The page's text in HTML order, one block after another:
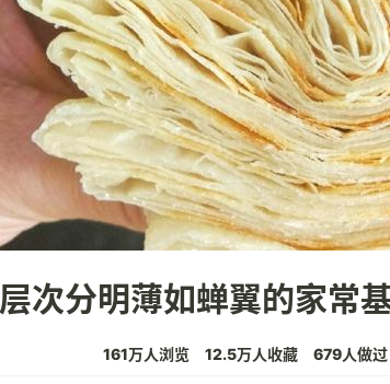
层次分明薄如蝉翼的家常
161万人浏览 12.5万人收藏 679人做过